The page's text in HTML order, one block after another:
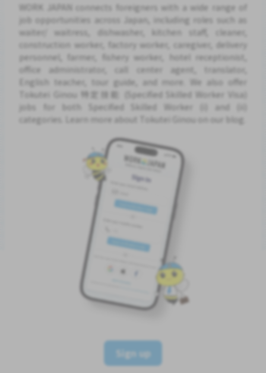
WORK JAPAN connects foreigners with a wide range of
job opportunities across Japan, including roles such as
waiter/ waitress, dishwasher, kitchen staff, cleaner,
construction worker, factory worker, caregiver, delivery
personnel, farmer, fishery worker, hotel receptionist,
office administrator, call center agent, translator,
English teacher, tour guide, and more. We also offer
Tokutei Ginou 特定技能 (Specified Skilled Worker Visa)
jobs for both Specified Skilled Worker (i) and (ii)
categories. Learn more about Tokutei Ginou on our blog.
Sign up